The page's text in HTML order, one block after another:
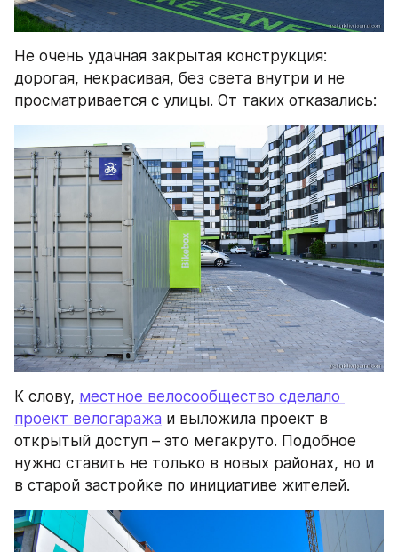
Не очень удачная закрытая конструкция:
дорогая, некрасивая, без света внутри и не
просматривается с улицы. От таких отказались:
К слову, местное велосообщество сделало
проект велогаража и выложила проект в
открытый доступ – это мегакруто. Подобное
нужно ставить не только в новых районах, но и
в старой застройке по инициативе жителей.